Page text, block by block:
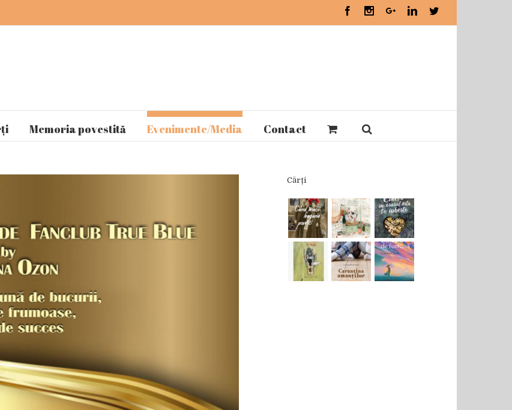
FacebookInstagramGoogle+LinkedinTwitter
Memoria povestită Evenimente/Media Contact
Cărți